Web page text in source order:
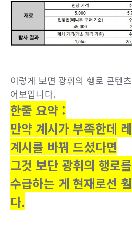
이렇게 보면 광휘의 행로 콘텐
어보입니다.
한줄 요약 :
만약 계시가 부족한데
계시를 바꿔 드셨다면
그것 보단 광휘의 행로
수급하는 게 현재로선
다.